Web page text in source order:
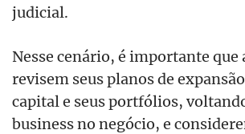
judicial.
Nesse cenário, é importante que
revisem seus planos de
capital e seus portfólios,
business no negócio, e